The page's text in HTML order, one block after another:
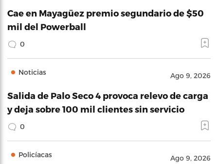
Cae en Mayagüez premio segundario de $50
mil del Powerball
0
Noticias Ago 9, 2026
Salida de Palo Seco 4 provoca relevo de carga
y deja sobre 100 mil clientes sin servicio
0
Policíacas Ago 9, 2026